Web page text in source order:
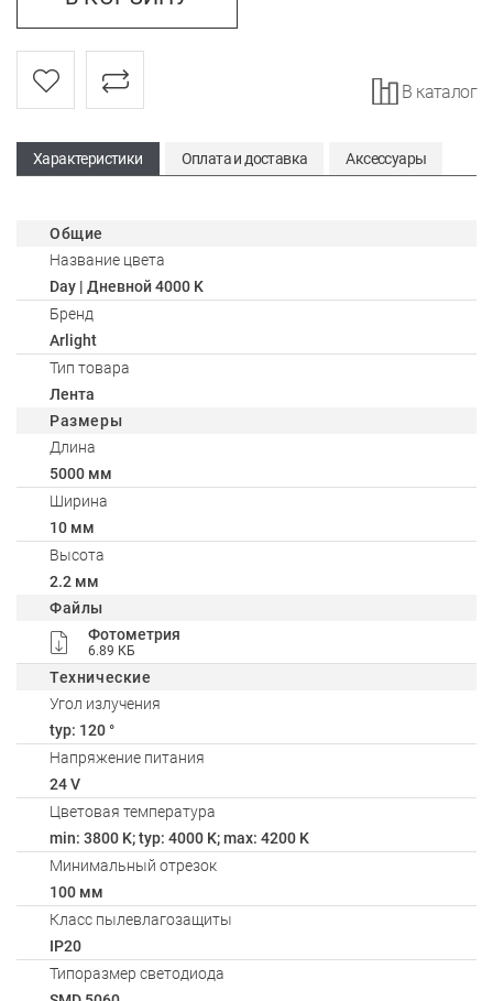
В каталог
Характеристики Оплата и доставка Аксессуары
Общие
Название цвета
Day | Дневной 4000 K
Бренд
Arlight
Тип товара
Лента
Размеры
Длина
5000 мм
Ширина
10 мм
Высота
2.2 мм
Файлы
Фотометрия
6.89 КБ
Технические
Угол излучения
typ: 120 °
Напряжение питания
24 V
Цветовая температура
min: 3800 K; typ: 4000 K; max: 4200 K
Минимальный отрезок
100 мм
Класс пылевлагозащиты
IP20
Типоразмер светодиода